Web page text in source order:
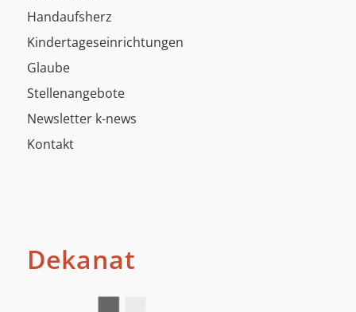
Handaufsherz
Kindertageseinrichtungen
Glaube
Stellenangebote
Newsletter k-news
Kontakt
Dekanat